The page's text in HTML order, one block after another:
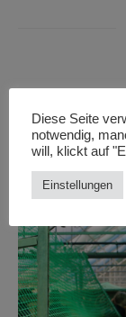
Ansage
Diese Seite
notwendig,
will, klickt auf
Einstellungen